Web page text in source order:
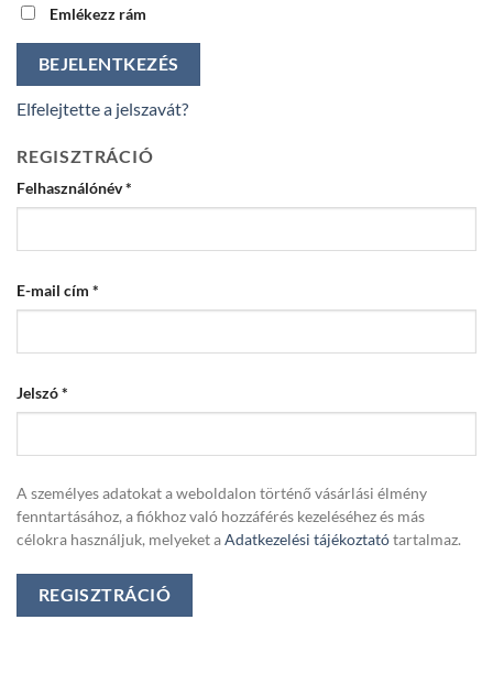
Emlékezz rám
BEJELENTKEZÉS
Elfelejtette a jelszavát?
REGISZTRÁCIÓ
Felhasználónév*
E-mail cím *
Jelszó*
A személyes adatokat a weboldalon történő vásárlási élmény
fenntartásához, a fiókhoz való hozzáférés kezeléséhez és más
célokra használjuk, melyeket aAdatkezelési tájékoztatótartalmaz.
REGISZTRÁCIÓ